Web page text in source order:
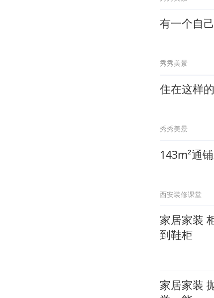
有一个自
秀秀美景
住在这样
秀秀美景
143m²通
西安装修课堂
家居家装
到鞋柜
家居家装